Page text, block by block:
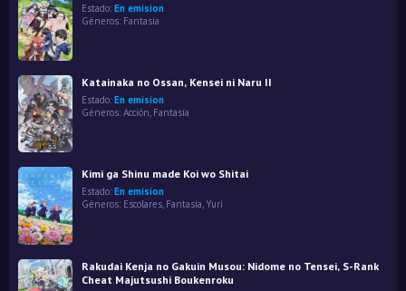
Estado: En emision
Géneros: Fantasía
Katainaka no Ossan, Kensei ni Naru II
Estado: En emision
Géneros: Acción, Fantasía
Kimi ga Shinu made Koi wo Shitai
Estado: En emision
Géneros: Escolares, Fantasía,Yuri
Rakudai Kenja no Gakuin Musou: Nidome no Tensei, S-Rank
Cheat Majutsushi Boukenroku